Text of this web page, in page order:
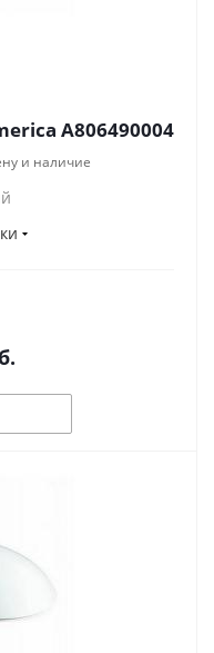
А806490004
и наличие